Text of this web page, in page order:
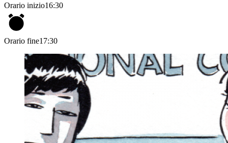
Orario inizio16:30
Orario fine17:30